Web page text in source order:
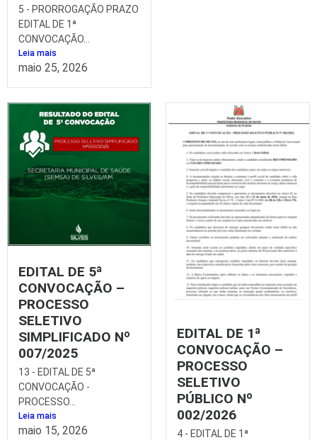
5 - PRORROGAÇÃO PRAZO
EDITAL DE 1ª
CONVOCAÇÃO...
Leia mais
maio 25, 2026
EDITAL DE 5ª
CONVOCAÇÃO –
PROCESSO
SELETIVO
SIMPLIFICADO Nº
007/2025
13 - EDITAL DE 5ª
CONVOCAÇÃO -
PROCESSO...
Leia mais
maio 15, 2026
EDITAL DE 1ª
CONVOCAÇÃO –
PROCESSO
SELETIVO
PÚBLICO Nº
002/2026
4 - EDITAL DE 1ª